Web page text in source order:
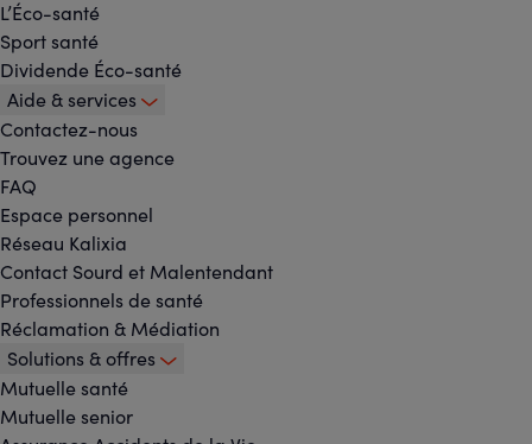
L’Éco-santé
Sport santé
Dividende Éco-santé
Aide & services
Contactez-nous
Trouvez une agence
FAQ
Espace personnel
Réseau Kalixia
Contact Sourd et Malentendant
Professionnels de santé
Réclamation & Médiation
Solutions & offres
Mutuelle santé
Mutuelle senior